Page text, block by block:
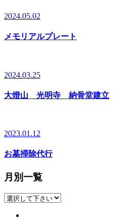
2024.05.02
メモリアルプレート
2024.03.25
大燈山 光明寺 納骨堂建立
2023.01.12
お墓掃除代行
月別一覧